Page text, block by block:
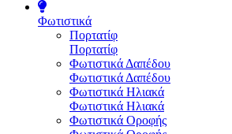
Φωτιστικά
Πορτατίφ
Πορτατίφ
Φωτιστικά Δαπέδου
Φωτιστικά Δαπέδου
Φωτιστικά Ηλιακά
Φωτιστικά Ηλιακά
Φωτιστικά Οροφής